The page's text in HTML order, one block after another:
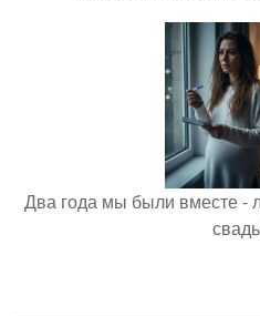
Два года мы были вместе -